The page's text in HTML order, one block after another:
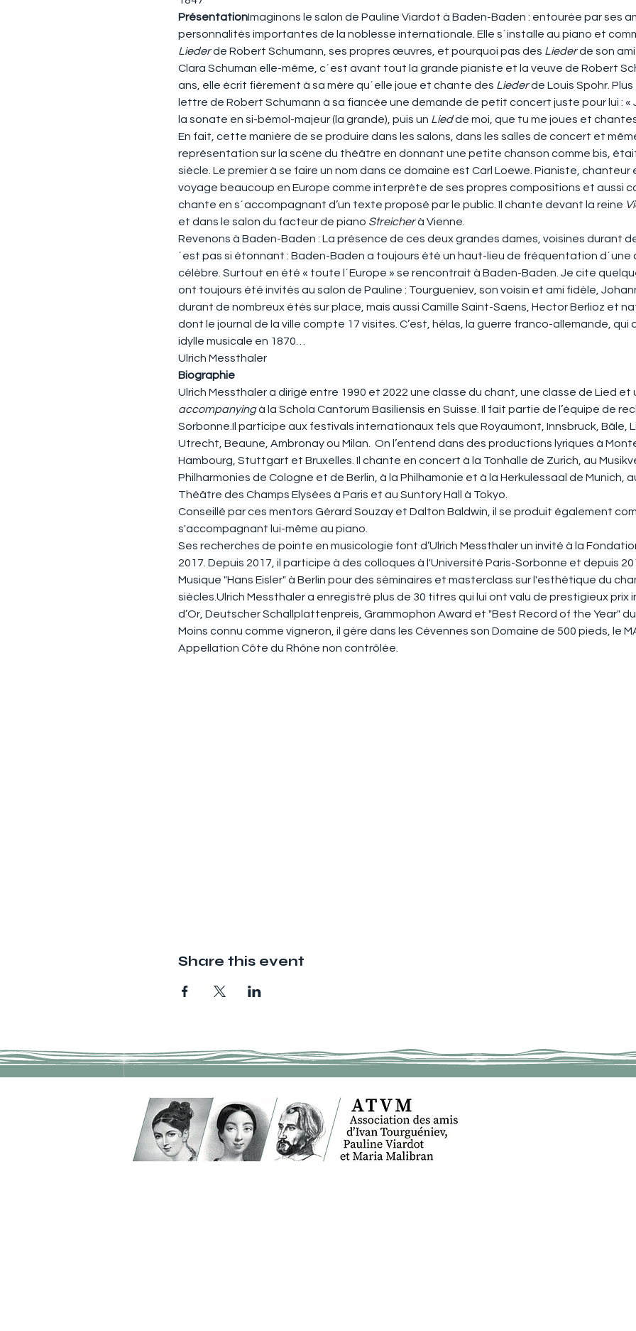
PrésentationImaginons le salon de Pauline Viardot à Baden-Baden : entourée par ses
personnalités importantes de la noblesse internationale. Elle s´installe au piano et
Lieder de Robert Schumann, ses propres œuvres, et pourquoi pas des Lieder de son
Clara Schuman elle-même, c´est avant tout la grande pianiste et la veuve de Robert
ans, elle écrit fièrement à sa mère qu´elle joue et chante des Lieder de Louis Spohr.
lettre de Robert Schumann à sa fiancée une demande de petit concert juste pour lui : «
la sonate en si-bémol-majeur (la grande), puis un Lied de moi, que tu me joues et
En fait, cette manière de se produire dans les salons, dans les salles de concert et
représentation sur la scène du théâtre en donnant une petite chanson comme bis,
siècle. Le premier à se faire un nom dans ce domaine est Carl Loewe. Pianiste,
voyage beaucoup en Europe comme interprète de ses propres compositions et aussi
chante en s´accompagnant d’un texte proposé par le public. Il chante devant la reine
et dans le salon du facteur de piano Streicher à Vienne.
Revenons à Baden-Baden : La présence de ces deux grandes dames, voisines durant
´est pas si étonnant : Baden-Baden a toujours été un haut-lieu de fréquentation
célèbre. Surtout en été « toute l´Europe » se rencontrait à Baden-Baden. Je cite
ont toujours été invités au salon de Pauline : Tourgueniev, son voisin et ami fidèle,
durant de nombreux étés sur place, mais aussi Camille Saint-Saens, Hector Berlioz et
dont le journal de la ville compte 17 visites. C’est, hélas, la guerre franco-allemande,
idylle musicale en 1870…
Ulrich Messthaler
Biographie
Ulrich Messthaler a dirigé entre 1990 et 2022 une classe du chant, une classe de Lied et
accompanying à la Schola Cantorum Basiliensis en Suisse. Il fait partie de l’équipe de
Sorbonne.Il participe aux festivals internationaux tels que Royaumont, Innsbruck, Bâle,
Utrecht, Beaune, Ambronay ou Milan.  On l’entend dans des productions lyriques à
Hambourg, Stuttgart et Bruxelles. Il chante en concert à la Tonhalle de Zurich, au
Philharmonies de Cologne et de Berlin, à la Philhamonie et à la Herkulessaal de Munich,
Théâtre des Champs Elysées à Paris et au Suntory Hall à Tokyo.
Conseillé par ces mentors Gérard Souzay et Dalton Baldwin, il se produit également
s'accompagnant lui-même au piano.
Ses recherches de pointe en musicologie font d’Ulrich Messthaler un invité à la
2017. Depuis 2017, il participe à des colloques à l'Université Paris-Sorbonne et depuis
Musique "Hans Eisler" à Berlin pour des séminaires et masterclass sur l'esthétique du
siècles.Ulrich Messthaler a enregistré plus de 30 titres qui lui ont valu de prestigieux prix
d’Or, Deutscher Schallplattenpreis, Grammophon Award et "Best Record of the Year" du
Moins connu comme vigneron, il gère dans les Cévennes son Domaine de 500 pieds, le
Appellation Côte du Rhône non contrôlée.
Share this event